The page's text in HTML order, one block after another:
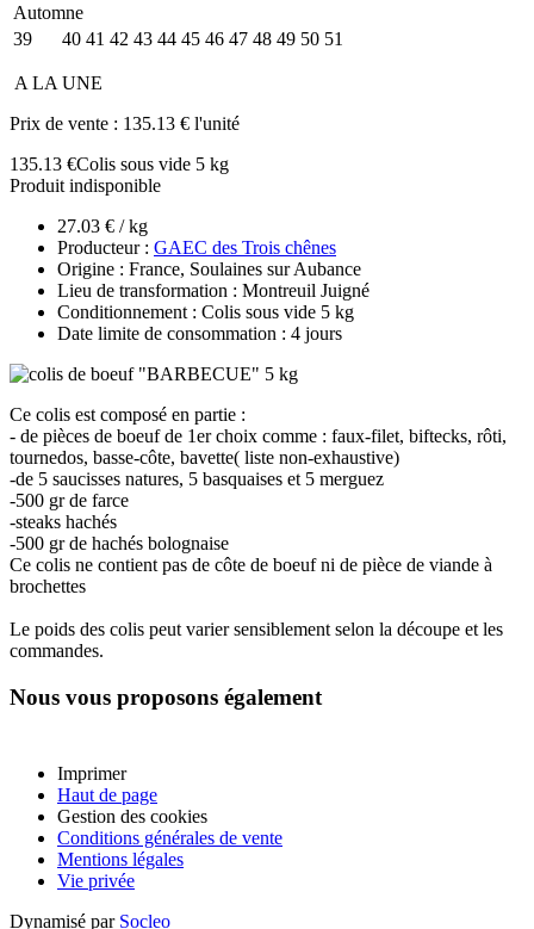
Automne
39
40 41 42 43 44 45 46 47 48 49 50 51
A LA UNE
Prix de vente : 135.13 € l'unité
135.13 €Colis sous vide 5 kg
Produit indisponible
27.03 € / kg
Producteur : GAEC des Trois chênes
Origine : France, Soulaines sur Aubance
Lieu de transformation : Montreuil Juigné
Conditionnement : Colis sous vide 5 kg
Date limite de consommation : 4 jours
Ce colis est composé en partie :
- de pièces de boeuf de 1er choix comme : faux-filet, biftecks, rôti,
tournedos, basse-côte, bavette( liste non-exhaustive)
-de 5 saucisses natures, 5 basquaises et 5 merguez
-500 gr de farce
-steaks hachés
-500 gr de hachés bolognaise
Ce colis ne contient pas de côte de boeuf ni de pièce de viande à
brochettes
Le poids des colis peut varier sensiblement selon la découpe et les
commandes.
Nous vous proposons également
Imprimer
Haut de page
Gestion des cookies
Conditions générales de vente
Mentions légales
Vie privée
Dynamisé par Socleo